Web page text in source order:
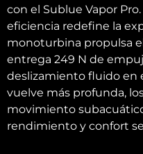
con el Sublue Vapor
eficiencia redefine la
monoturbina propulsa
entrega 249 N de
deslizamiento fluido en
vuelve más profunda,
movimiento
rendimiento y confort